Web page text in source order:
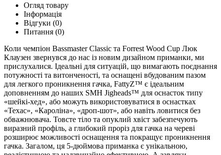
Огляд товару
Інформація
Відгуки (0)
Питання (0)
Коли чемпіон Bassmaster Classic та Forrest Wood Cup Люк
Клаузен звернувся до нас із новим дизайном приманки, ми
прислухалися. Ідеальні для ситуацій, що вимагають поєднання
потужності та витонченості, та оснащені вбудованим пазом
для легкого проникнення гачка, FattyZ™ є ідеальним
доповненням до наших SMH Jigheads™ для оснасток типу
«шейкі-хед», або можуть використовуватися в оснастках
«Техас», «Кароліна», «дроп-шот», або навіть ловитися без
обважнювача. Товсте тіло та опуклий хвіст забезпечують
виразний профіль, а глибокий проріз для гачка на череві
розширює можливості оснащення та покращує проникнення
гачка. Загалом, ця 5-дюймова приманка є унікальною,